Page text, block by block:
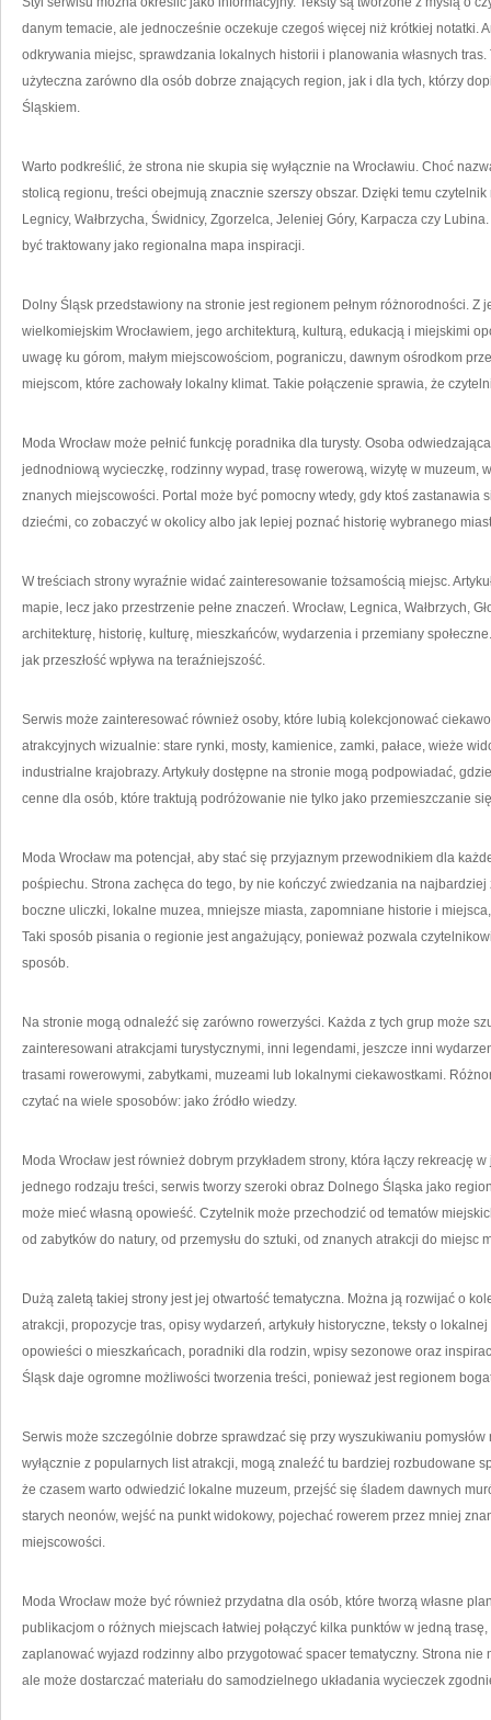
danym temacie, ale jednocześnie oczekuje czegoś więcej niż krótkiej notatki.
odkrywania miejsc, sprawdzania lokalnych historii i planowania własnych
użyteczna zarówno dla osób dobrze znających region, jak i dla tych, którzy
Śląskiem.
Warto podkreślić, że strona nie skupia się wyłącznie na Wrocławiu. Choć
stolicą regionu, treści obejmują znacznie szerszy obszar. Dzięki temu czytelnik
Legnicy, Wałbrzycha, Świdnicy, Zgorzelca, Jeleniej Góry, Karpacza czy
być traktowany jako regionalna mapa inspiracji.
Dolny Śląsk przedstawiony na stronie jest regionem pełnym różnorodności.
wielkomiejskim Wrocławiem, jego architekturą, kulturą, edukacją i miejskimi
uwagę ku górom, małym miejscowościom, pograniczu, dawnym ośrodkom
miejscom, które zachowały lokalny klimat. Takie połączenie sprawia, że
Moda Wrocław może pełnić funkcję poradnika dla turysty. Osoba
jednodniową wycieczkę, rodzinny wypad, trasę rowerową, wizytę w muzeum,
znanych miejscowości. Portal może być pomocny wtedy, gdy ktoś zastanawia
dziećmi, co zobaczyć w okolicy albo jak lepiej poznać historię wybranego
W treściach strony wyraźnie widać zainteresowanie tożsamością miejsc.
mapie, lecz jako przestrzenie pełne znaczeń. Wrocław, Legnica, Wałbrzych,
architekturę, historię, kulturę, mieszkańców, wydarzenia i przemiany
jak przeszłość wpływa na teraźniejszość.
Serwis może zainteresować również osoby, które lubią kolekcjonować
atrakcyjnych wizualnie: stare rynki, mosty, kamienice, zamki, pałace, wieże
industrialne krajobrazy. Artykuły dostępne na stronie mogą podpowiadać,
cenne dla osób, które traktują podróżowanie nie tylko jako przemieszczanie
Moda Wrocław ma potencjał, aby stać się przyjaznym przewodnikiem dla
pośpiechu. Strona zachęca do tego, by nie kończyć zwiedzania na
boczne uliczki, lokalne muzea, mniejsze miasta, zapomniane historie i
Taki sposób pisania o regionie jest angażujący, ponieważ pozwala
sposób.
Na stronie mogą odnaleźć się zarówno rowerzyści. Każda z tych grup może
zainteresowani atrakcjami turystycznymi, inni legendami, jeszcze inni
trasami rowerowymi, zabytkami, muzeami lub lokalnymi ciekawostkami.
czytać na wiele sposobów: jako źródło wiedzy.
Moda Wrocław jest również dobrym przykładem strony, która łączy rekreację
jednego rodzaju treści, serwis tworzy szeroki obraz Dolnego Śląska jako
może mieć własną opowieść. Czytelnik może przechodzić od tematów
od zabytków do natury, od przemysłu do sztuki, od znanych atrakcji do miejsc
Dużą zaletą takiej strony jest jej otwartość tematyczna. Można ją rozwijać o
atrakcji, propozycje tras, opisy wydarzeń, artykuły historyczne, teksty o
opowieści o mieszkańcach, poradniki dla rodzin, wpisy sezonowe oraz
Śląsk daje ogromne możliwości tworzenia treści, ponieważ jest regionem
Serwis może szczególnie dobrze sprawdzać się przy wyszukiwaniu
wyłącznie z popularnych list atrakcji, mogą znaleźć tu bardziej rozbudowane
że czasem warto odwiedzić lokalne muzeum, przejść się śladem dawnych
starych neonów, wejść na punkt widokowy, pojechać rowerem przez mniej
miejscowości.
Moda Wrocław może być również przydatna dla osób, które tworzą własne
publikacjom o różnych miejscach łatwiej połączyć kilka punktów w jedną
zaplanować wyjazd rodzinny albo przygotować spacer tematyczny. Strona
ale może dostarczać materiału do samodzielnego układania wycieczek